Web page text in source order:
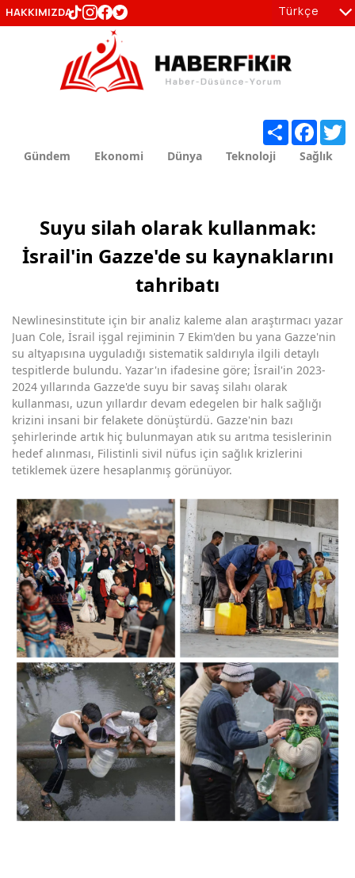
Gündem Ekonomi Dünya Teknoloji Sağlık
Suyu silah olarak kullanmak:
İsrail'in Gazze'de su kaynaklarını
tahribatı
Newlinesinstitute için bir analiz kaleme alan araştırmacı yazar
Juan Cole, İsrail işgal rejiminin 7 Ekim'den bu yana Gazze'nin
su altyapısına uyguladığı sistematik saldırıyla ilgili detaylı
tespitlerde bulundu. Yazar'ın ifadesine göre; İsrail'in 2023-
2024 yıllarında Gazze'de suyu bir savaş silahı olarak
kullanması, uzun yıllardır devam edegelen bir halk sağlığı
krizini insani bir felakete dönüştürdü. Gazze'nin bazı
şehirlerinde artık hiç bulunmayan atık su arıtma tesislerinin
hedef alınması, Filistinli sivil nüfus için sağlık krizlerini
tetiklemek üzere hesaplanmış görünüyor.
Share
Türkçe
en
HAKKIMIZDA